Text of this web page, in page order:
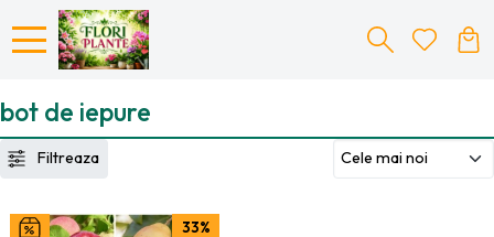
bot de iepure
Filtreaza
33%